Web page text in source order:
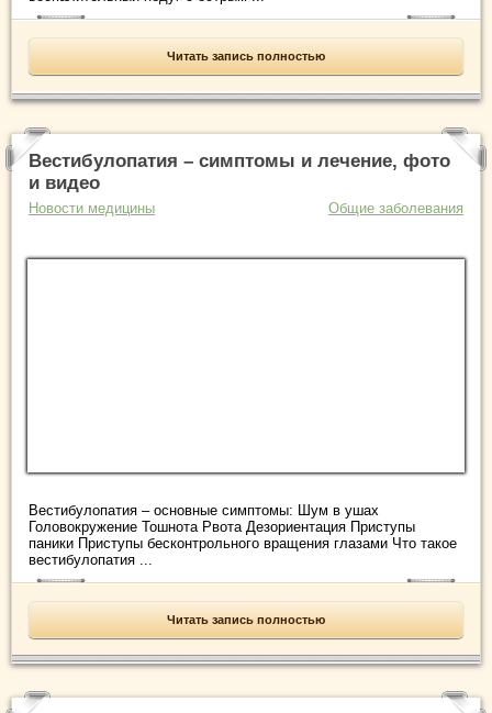
Читать запись полностью
Вестибулопатия – симптомы и лечение, фото
и видео
Новости медицины Общие заболевания
Вестибулопатия – основные симптомы: Шум в ушах
Головокружение Тошнота Рвота Дезориентация Приступы
паники Приступы бесконтрольного вращения глазами Что такое
вестибулопатия ...
Читать запись полностью